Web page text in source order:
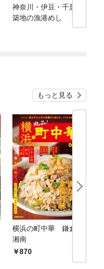
神奈川・伊豆・千葉・
築地の漁港めし
もっと見る
横浜の町中華 鎌倉・
湘南
870